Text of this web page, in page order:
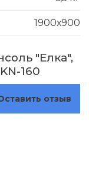
1900х900
"Елка",
160
отзыв